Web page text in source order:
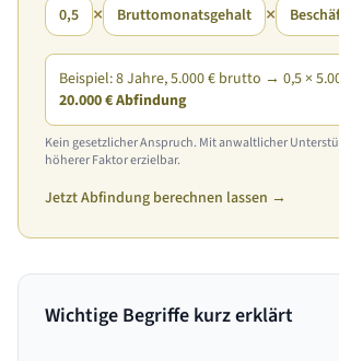
0,5 × Bruttomonatsgehalt ×
Beispiel: 8 Jahre, 5.000 € brutto → 0,5 ×
20.000 € Abfindung
Kein gesetzlicher Anspruch. Mit anwaltlicher
höherer Faktor erzielbar.
Jetzt Abfindung berechnen lassen →
Wichtige Begriffe kurz erklärt